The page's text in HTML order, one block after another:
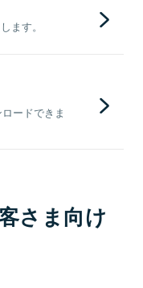
ます。
ードできま
さま向け